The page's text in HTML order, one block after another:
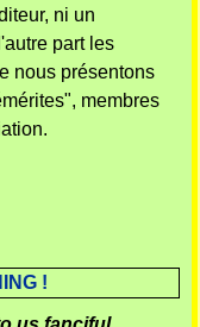
ni un
part les
nous présentons
membres
!